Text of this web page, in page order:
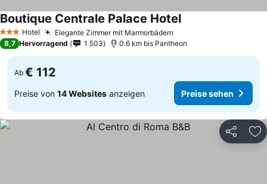
3 SterneHotel Elegante Zimmer mit Marmorbädern
Boutique Centrale Palace Hotel
8,7 Hervorragend 1 503 0.6 km bis Pantheon
Ab € 112
Preise von 14 Websites anzeigen Preise sehen
Teilen